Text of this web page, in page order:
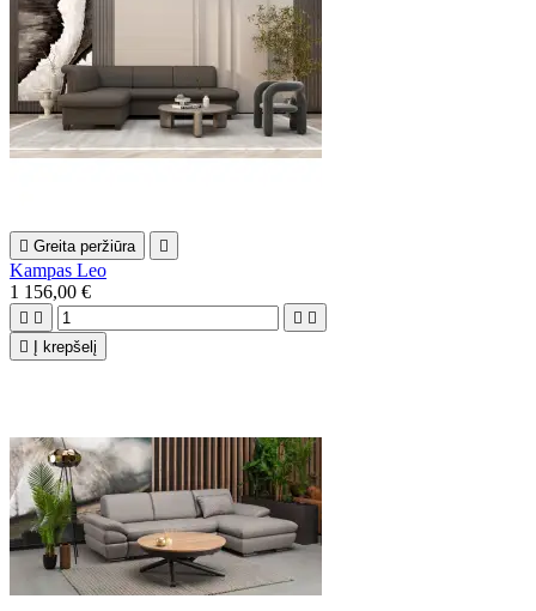
 Greita peržiūra 
Kampas Leo
1 156,00 €
   

Į krepšelį